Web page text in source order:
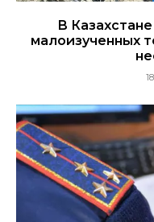
В
малоизученных